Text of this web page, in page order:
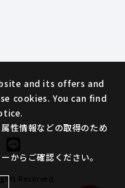
Reserved.
and its offers and
cookies. You can find
性情報などの取得のため
からご確認ください。